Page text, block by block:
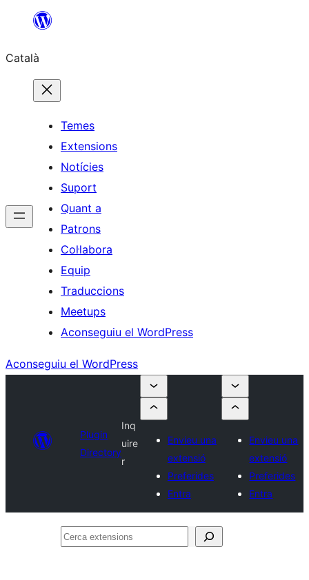
contingut
Català
Temes
Extensions
Notícies
Suport
Quant a
Patrons
Col·labora
Equip
Traduccions
Meetups
Aconseguiu el WordPress
Aconseguiu el WordPress
Plugin
Directory
Inq
uire
r
Envieu una
extensió
Preferides
Entra
Envieu una
extensió
Preferides
Entra
Cerca